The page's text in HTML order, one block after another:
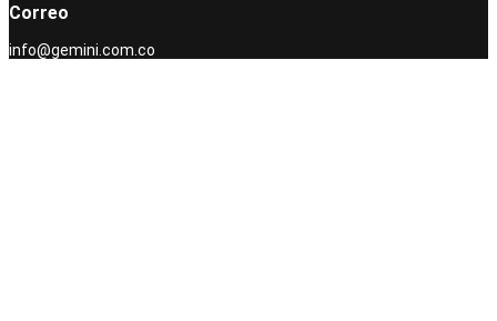
Correo
info@gemini.com.co